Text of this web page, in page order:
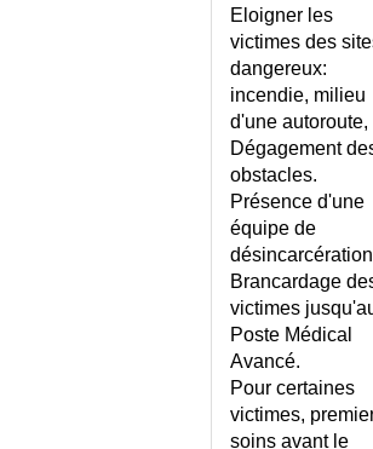
CONTENTION PLATREE -
CONTENTION PLATREE -
CONTRACEPTION D'URGENCE
CONTRACEPTION D'URGENCE
CONTRACEPTION DÉFINITIVE
HORMONALE - CONSEILS
CONTRACEPTION LOCALE
CONTRACEPTION LOCALE
Eloigner les
victimes des
dangereux:
incendie, milieu
d'une autoroute,
Dégagement
obstacles.
Présence d'une
équipe de
Brancardage
victimes
Poste Médical
Avancé.
Pour certaines
victimes,
soins avant le